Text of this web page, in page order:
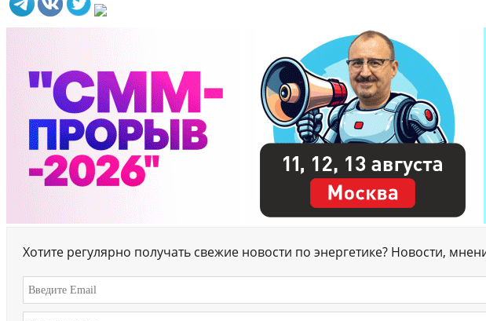
Хотите регулярно получать свежие новости по энергетике? Новости,